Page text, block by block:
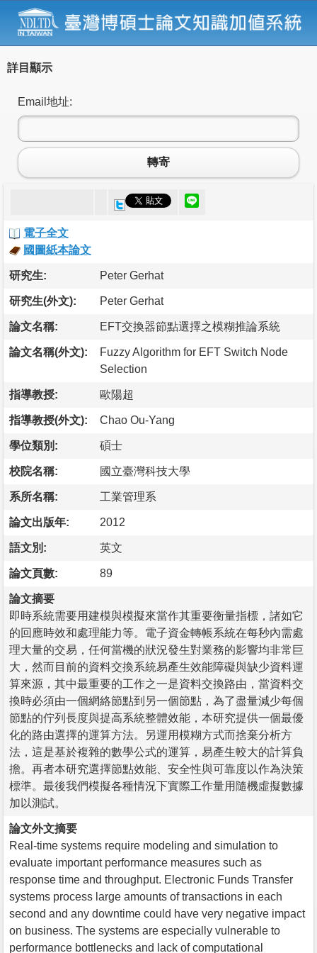
詳目顯示
Email地址:
轉寄
電子全文
國圖紙本論文
研究生: Peter Gerhat
研究生(外文): Peter Gerhat
論文名稱: EFT交換器節點選擇之模糊推論系統
論文名稱(外文):
Fuzzy Algorithm for EFT Switch Node
Selection
指導教授: 歐陽超
指導教授(外文): Chao Ou-Yang
學位類別: 碩士
校院名稱: 國立臺灣科技大學
系所名稱: 工業管理系
論文出版年: 2012
語文別: 英文
論文頁數: 89
論文摘要
即時系統需要用建模與模擬來當作其重要衡量指標，諸如它
的回應時效和處理能力等。電子資金轉帳系統在每秒內需處
理大量的交易，任何當機的狀況發生對業務的影響均非常巨
大，然而目前的資料交換系統易產生效能障礙與缺少資料運
算來源，其中最重要的工作之一是資料交換路由，當資料交
換時必須由一個網絡節點到另一個節點，為了盡量減少每個
節點的佇列長度與提高系統整體效能，本研究提供一個最優
化的路由選擇的運算方法。另運用模糊方式而捨棄分析方
法，這是基於複雜的數學公式的運算，易產生較大的計算負
擔。再者本研究選擇節點效能、安全性與可靠度以作為決策
標準。最後我們模擬各種情況下實際工作量用隨機虛擬數據
加以測試。
論文外文摘要
Real-time systems require modeling and simulation to
evaluate important performance measures such as
response time and throughput. Electronic Funds Transfer
systems process large amounts of transactions in each
second and any downtime could have very negative impact
on business. The systems are especially vulnerable to
performance bottlenecks and lack of computational